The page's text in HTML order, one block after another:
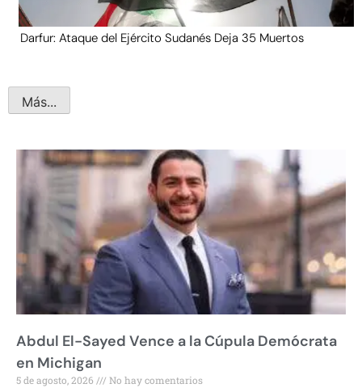
Darfur: Ataque del Ejército Sudanés Deja 35 Muertos
Más...
Abdul El-Sayed Vence a la Cúpula Demócrata
en Michigan
5 de agosto, 2026 No hay comentarios